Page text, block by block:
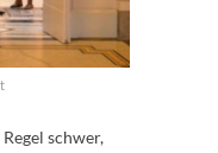
schwer,